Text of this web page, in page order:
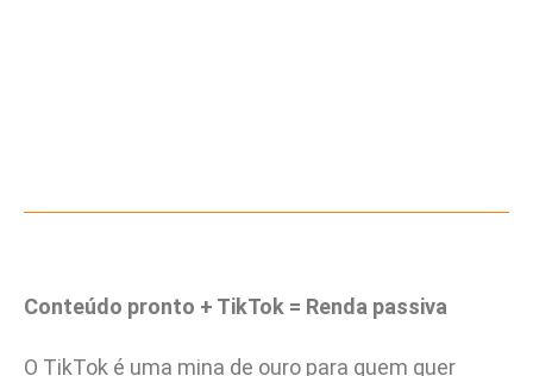
Conteúdo pronto + TikTok = Renda passiva
O TikTok é uma mina de ouro para quem quer